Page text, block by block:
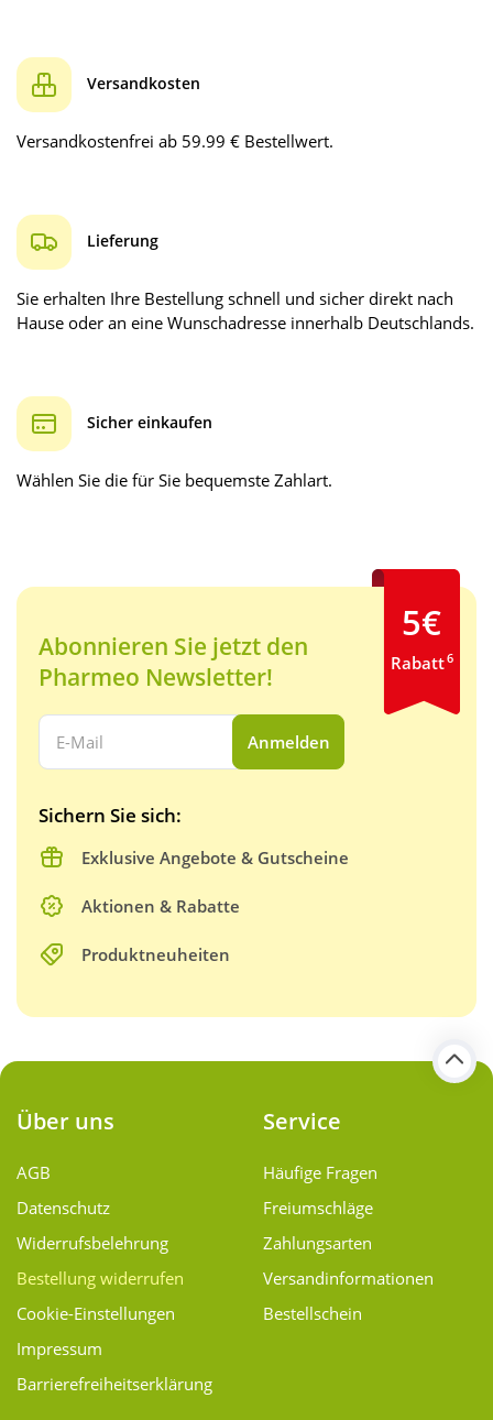
Versandkosten
Versandkostenfrei ab 59.99 € Bestellwert.
Lieferung
Sie erhalten Ihre Bestellung schnell und sicher direkt nach
Hause oder an eine Wunschadresse innerhalb Deutschlands.
Sicher einkaufen
Wählen Sie die für Sie bequemste Zahlart.
Abonnieren Sie jetzt den
Pharmeo Newsletter!
Ihre E-Mail Adresse:
Anmelden
Sichern Sie sich:
Exklusive Angebote & Gutscheine
Aktionen & Rabatte
Produktneuheiten
5€
Rabatt6
Über uns
AGB
Datenschutz
Widerrufsbelehrung
Bestellung widerrufen
Cookie-Einstellungen
Impressum
Barrierefreiheitserklärung
Service
Häufige Fragen
Freiumschläge
Zahlungsarten
Versand­informationen
Bestellschein